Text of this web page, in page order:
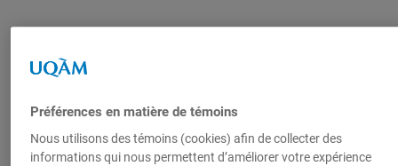
Linda Cardinal M. Papillon
Préférences en matière de témoins
Nous utilisons des témoins (cookies) afin de collecter des
informations qui nous permettent d’améliorer votre expérience